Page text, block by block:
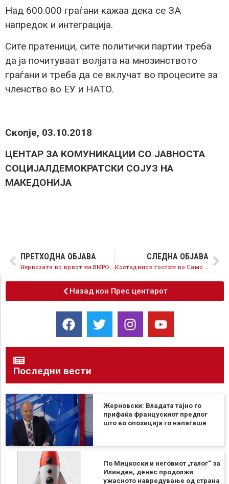
Над 600.000 граѓани кажаа дека се ЗА
напредок и интеграција.
Сите пратеници, сите политички партии треба
да ја почитуваат волјата на мнозинството
граѓани и треба да се вклучат во процесите за
членство во ЕУ и НАТО.
Скопје, 03.10.2018
ЦЕНТАР ЗА КОМУНИКАЦИИ СО ЈАВНОСТА
СОЦИЈАЛДЕМОКРАТСКИ СОЈУЗ НА
МАКЕДОНИЈА
ПРЕТХОДНА ОБЈАВА
Нервозата во врвот на ВМРО-ДПМНЕ кулминира со крајно потценување на граѓаните, за нив 600 илјади граѓани се нерелевантни
СЛЕДНА ОБЈАВА
Костадинов гостин во Само вистина на Канал 5 телевизија
Назад кон Прес центарот
Последни вести
Жерновски: Владата тајно го
прифаќа францускиот предлог
што во опозиција го напаѓаше
По Мицкоски и неговиот „талог“ за
Илинден, денес продолжи
ужасното навредување од страна